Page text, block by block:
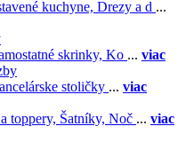
kuchyne, Drezy a d ...
skrinky, Ko ... viac
stoličky ... viac
toppery, Šatníky, Noč ... viac